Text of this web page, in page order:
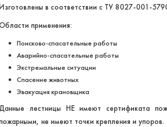
Изготовлены в соответствии с ТУ 8027-001-
Области применения:
Поисково-спасательные работы
Аварийно-спасательные работы
Экстремальные ситуации
Спасение животных
Эвакуация крановщика
Данные лестницы НЕ имеют сертификата
пожарными, не имеют точки крепления и упоров.